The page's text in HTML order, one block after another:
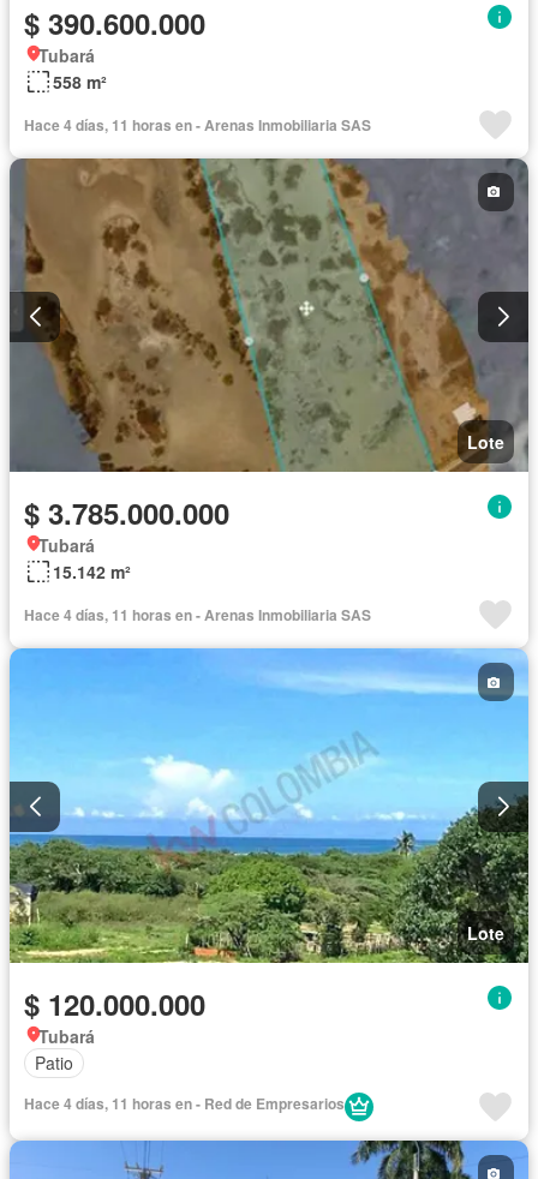
$ 390.600.000
Tubará
558 m²
Hace 4 días, 11 horas en - Arenas Inmobiliaria SAS
Lote
$ 3.785.000.000
Tubará
15.142 m²
Hace 4 días, 11 horas en - Arenas Inmobiliaria SAS
Lote
$ 120.000.000
Tubará
Patio
Hace 4 días, 11 horas en - Red de Empresarios